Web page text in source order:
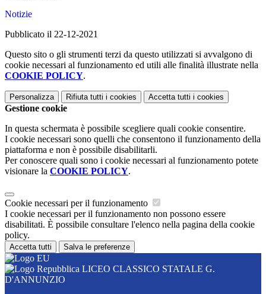
Notizie
Pubblicato il 22-12-2021
Questo sito o gli strumenti terzi da questo utilizzati si avvalgono di
cookie necessari al funzionamento ed utili alle finalità illustrate nella
COOKIE POLICY.
Personalizza Rifiuta tutti i cookies Accetta tutti i cookies
Gestione cookie
In questa schermata è possibile scegliere quali cookie consentire.
I cookie necessari sono quelli che consentono il funzionamento della
piattaforma e non è possibile disabilitarli.
Per conoscere quali sono i cookie necessari al funzionamento potete
visionare la COOKIE POLICY.
Cookie necessari per il funzionamento
I cookie necessari per il funzionamento non possono essere
disabilitati. È possibile consultare l'elenco nella pagina della cookie
policy.
Accetta tutti Salva le preferenze
LICEO CLASSICO STATALE G.
D'ANNUNZIO